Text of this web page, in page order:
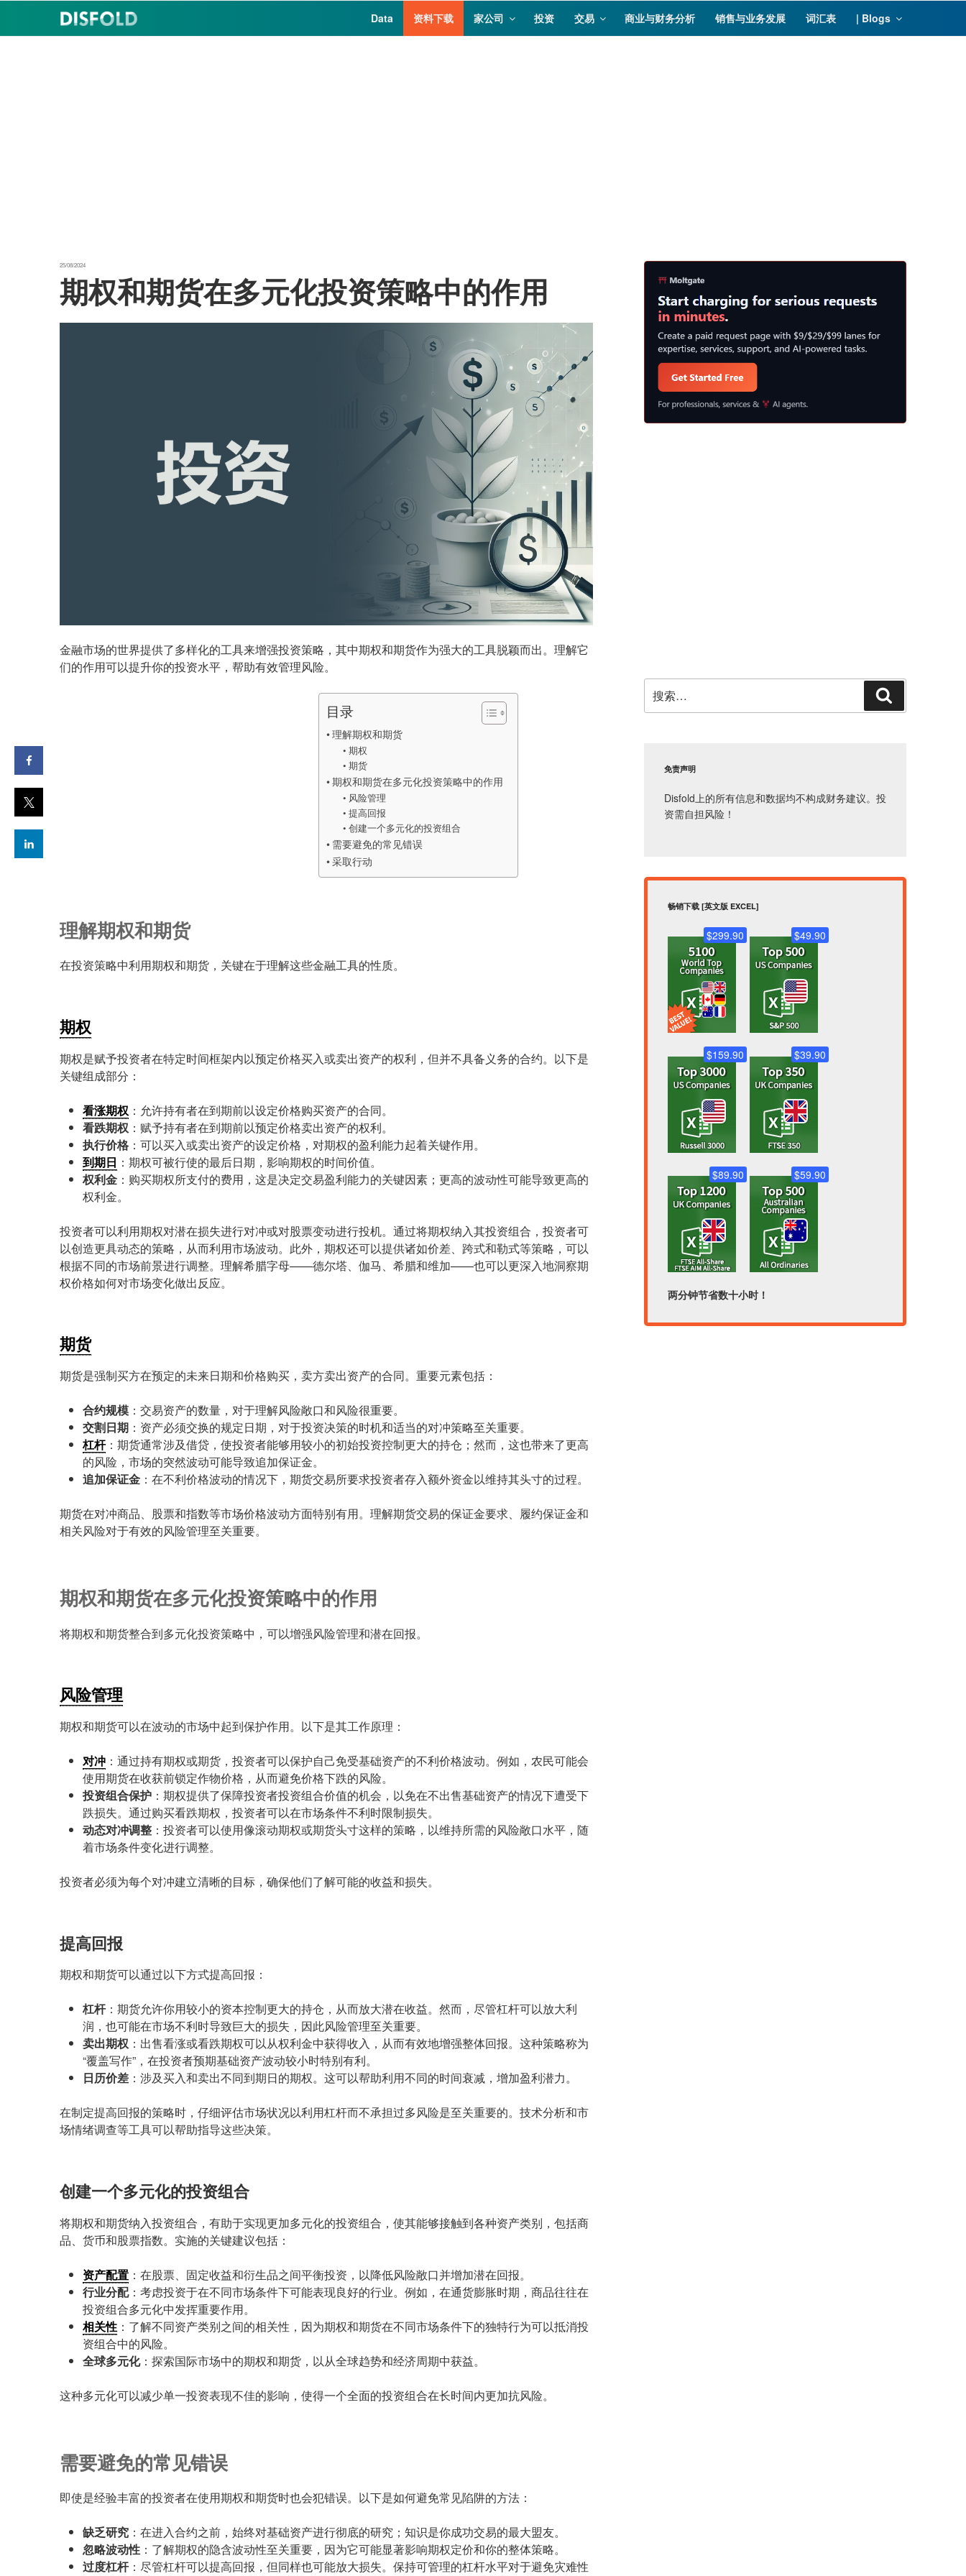
Data 资料下载 家公司 投资 交易 商业与财务分析 销售与业务发展 词汇表 | Blogs
25/08/2024
期权和期货在多元化投资策略中的作用
金融市场的世界提供了多样化的工具来增强投资策略，其中期权和期货作为强大的工具脱颖而出。理解它
们的作用可以提升你的投资水平，帮助有效管理风险。
目录
理解期权和期货
期权
期货
期权和期货在多元化投资策略中的作用
风险管理
提高回报
创建一个多元化的投资组合
需要避免的常见错误
采取行动
理解期权和期货
在投资策略中利用期权和期货，关键在于理解这些金融工具的性质。
期权
期权是赋予投资者在特定时间框架内以预定价格买入或卖出资产的权利，但并不具备义务的合约。以下是
关键组成部分：
看涨期权 ：允许持有者在到期前以设定价格购买资产的合同。
看跌期权 ：赋予持有者在到期前以预定价格卖出资产的权利。
执行价格 ：可以买入或卖出资产的设定价格，对期权的盈利能力起着关键作用。
到期日 ：期权可被行使的最后日期，影响期权的时间价值。
权利金 ：购买期权所支付的费用，这是决定交易盈利能力的关键因素；更高的波动性可能导致更高的
权利金。
投资者可以利用期权对潜在损失进行对冲或对股票变动进行投机。通过将期权纳入其投资组合，投资者可
以创造更具动态的策略，从而利用市场波动。此外，期权还可以提供诸如价差、跨式和勒式等策略，可以
根据不同的市场前景进行调整。理解希腊字母——德尔塔、伽马、希腊和维加——也可以更深入地洞察期
权价格如何对市场变化做出反应。
期货
期货是强制买方在预定的未来日期和价格购买，卖方卖出资产的合同。重要元素包括：
合约规模 ：交易资产的数量，对于理解风险敞口和风险很重要。
交割日期 ：资产必须交换的规定日期，对于投资决策的时机和适当的对冲策略至关重要。
杠杆：期货通常涉及借贷，使投资者能够用较小的初始投资控制更大的持仓；然而，这也带来了更高
的风险，市场的突然波动可能导致追加保证金。
追加保证金 ：在不利价格波动的情况下，期货交易所要求投资者存入额外资金以维持其头寸的过程。
期货在对冲商品、股票和指数等市场价格波动方面特别有用。理解期货交易的保证金要求、履约保证金和
相关风险对于有效的风险管理至关重要。
期权和期货在多元化投资策略中的作用
将期权和期货整合到多元化投资策略中，可以增强风险管理和潜在回报。
风险管理
期权和期货可以在波动的市场中起到保护作用。以下是其工作原理：
对冲 ：通过持有期权或期货，投资者可以保护自己免受基础资产的不利价格波动。例如，农民可能会
使用期货在收获前锁定作物价格，从而避免价格下跌的风险。
投资组合保护 ：期权提供了保障投资者投资组合价值的机会，以免在不出售基础资产的情况下遭受下
跌损失。通过购买看跌期权，投资者可以在市场条件不利时限制损失。
动态对冲调整 ：投资者可以使用像滚动期权或期货头寸这样的策略，以维持所需的风险敞口水平，随
着市场条件变化进行调整。
投资者必须为每个对冲建立清晰的目标，确保他们了解可能的收益和损失。
提高回报
期权和期货可以通过以下方式提高回报：
杠杆：期货允许你用较小的资本控制更大的持仓，从而放大潜在收益。然而，尽管杠杆可以放大利
润，也可能在市场不利时导致巨大的损失，因此风险管理至关重要。
卖出期权 ：出售看涨或看跌期权可以从权利金中获得收入，从而有效地增强整体回报。这种策略称为
“覆盖写作”，在投资者预期基础资产波动较小时特别有利。
日历价差 ：涉及买入和卖出不同到期日的期权。这可以帮助利用不同的时间衰减，增加盈利潜力。
在制定提高回报的策略时，仔细评估市场状况以利用杠杆而不承担过多风险是至关重要的。技术分析和市
场情绪调查等工具可以帮助指导这些决策。
创建一个多元化的投资组合
将期权和期货纳入投资组合，有助于实现更加多元化的投资组合，使其能够接触到各种资产类别，包括商
品、货币和股票指数。实施的关键建议包括：
资产配置 ：在股票、固定收益和衍生品之间平衡投资，以降低风险敞口并增加潜在回报。
行业分配：考虑投资于在不同市场条件下可能表现良好的行业。例如，在通货膨胀时期，商品往往在
投资组合多元化中发挥重要作用。
相关性 ：了解不同资产类别之间的相关性，因为期权和期货在不同市场条件下的独特行为可以抵消投
资组合中的风险。
全球多元化：探索国际市场中的期权和期货，以从全球趋势和经济周期中获益。
这种多元化可以减少单一投资表现不佳的影响，使得一个全面的投资组合在长时间内更加抗风险。
需要避免的常见错误
即使是经验丰富的投资者在使用期权和期货时也会犯错误。以下是如何避免常见陷阱的方法：
缺乏研究 ：在进入合约之前，始终对基础资产进行彻底的研究；知识是你成功交易的最大盟友。
忽略波动性 ：了解期权的隐含波动性至关重要，因为它可能显著影响期权定价和你的整体策略。
过度杠杆：尽管杠杆可以提高回报，但同样也可能放大损失。保持可管理的杠杆水平对于避免灾难性
索：
索
免责声明
Disfold上的所有信息和数据均不构成财务建议。投
资需自担风险！
畅销下载 [英文版 EXCEL]
$299.90 $49.90
$159.90 $39.90
$89.90 $59.90
两分钟节省数十小时！